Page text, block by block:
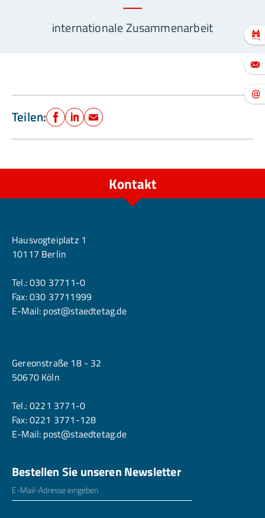
internationale Zusammenarbeit
Teilen: Facebook
LinkedIn
E-Mail
Kontakt
Hausvogteiplatz 1
10117 Berlin
Tel.:030 37711-0
Fax: 030 37711999
E-Mail: post@staedtetag.de
Gereonstraße 18 - 32
50670 Köln
Tel.:0221 3771-0
Fax: 0221 3771-128
E-Mail: post@staedtetag.de
Bestellen Sie unseren Newsletter
E-Mailadresse